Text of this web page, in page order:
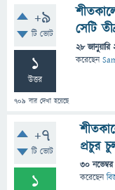
+9
টি ভোট
1
উত্তর
709 বার দেখা হয়েছে
সেটি
28 জানুয়ারি
করেছেন
+7
টি ভোট
1
প্রচুর
30
করেছেন